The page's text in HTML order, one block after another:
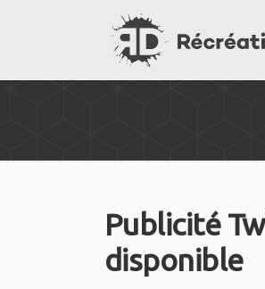
Publicité
disponible